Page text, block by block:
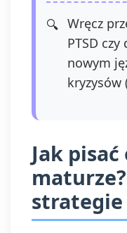
Wręcz
PTSD
nowym
kryzysów
Jak pisać
strategie